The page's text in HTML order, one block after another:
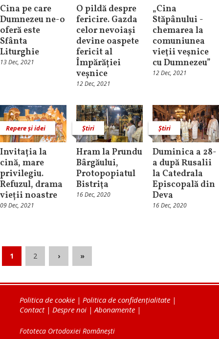
Cina pe care
Dumnezeu ne-o
oferă este
Sfânta
Liturghie
13 Dec, 2021
O pildă despre
fericire. Gazda
celor nevoiași
devine oaspete
fericit al
Împărăției
veșnice
12 Dec, 2021
„Cina
Stăpânului -
chemarea la
comuniunea
vieţii veşnice
cu Dumnezeu”
12 Dec, 2021
Repere și idei
Invitația la
cină, mare
privilegiu.
Refuzul, drama
vieții noastre
09 Dec, 2021
Știri
Hram la Prundu
Bârgăului,
Protopopiatul
Bistriţa
16 Dec, 2020
Știri
Duminica a 28-
a după Rusalii
la Catedrala
Episcopală din
Deva
16 Dec, 2020
1 2 › »
Politica de cookie | Politica de confidențialitate |
Contact| Despre noi |Abonamente |
Fototeca Ortodoxiei Românești